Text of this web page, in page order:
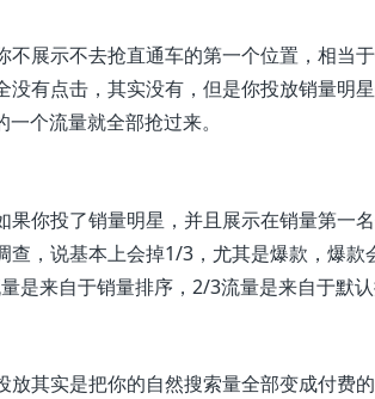
展示不去抢直通车的第一个位置，相当
有点击，其实没有，但是你投放销量明
个流量就全部抢过来。
你投了销量明星，并且展示在销量第一
，说基本上会掉1/3，尤其是爆款，爆
来自于销量排序，2/3流量是来自于默认
其实是把你的自然搜索量全部变成付费